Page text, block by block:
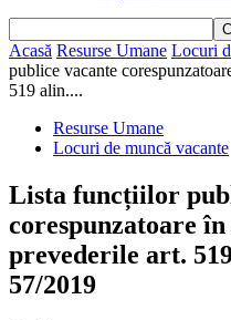
Acasă Resurse Umane Locuri
publice vacante
519 alin....
Resurse Umane
Locuri de muncă vacante
Lista funcțiilor
corespunzatoare
prevederile art.
57/2019